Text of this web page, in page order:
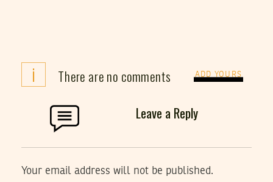
i There are no comments ADD YOURS
Leave a Reply
Your email address will not be published.